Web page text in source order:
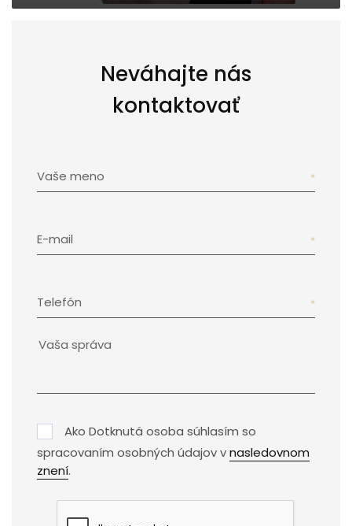
Neváhajte nás
kontaktovať
Vaše meno
E-mail
Telefón
Ako Dotknutá osoba súhlasím so
spracovaním osobných údajov vnasledovnom
znení.